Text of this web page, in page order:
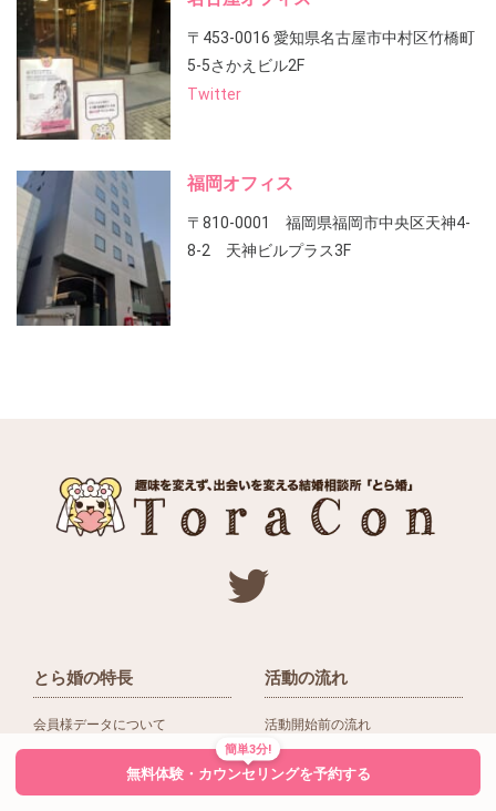
〒453-0016 愛知県名古屋市中村区竹橋町
5-5さかえビル2F
Twitter
福岡オフィス
〒810-0001 福岡県福岡市中央区天神4-
8-2 天神ビルプラス3F
とら婚の特長
会員様データについて
活動の流れ
活動開始前の流れ
入会後の活動の流れ
簡単3分!
無料体験・カウンセリングを予約する